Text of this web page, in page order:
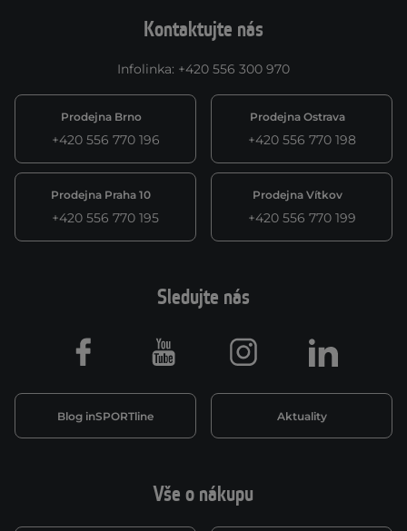
Kontaktujte nás
Infolinka: +420 556 300 970
Prodejna Brno
+420 556 770 196
Prodejna Ostrava
+420 556 770 198
Prodejna Praha 10
+420 556 770 195
Prodejna Vítkov
+420 556 770 199
Vše o nákupu
Sledujte nás
Blog inSPORTline Aktuality
Facebook Youtube Instagram LinkedIn